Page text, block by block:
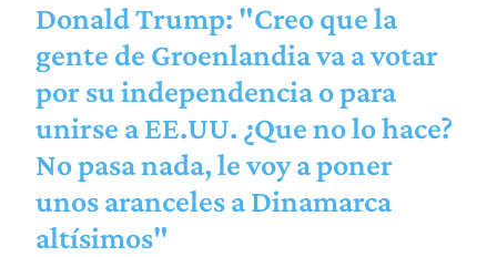
Donald Trump: "Creo que la
gente de Groenlandia va a votar
por su independencia o para
unirse a EE.UU. ¿Que no lo hace?
No pasa nada, le voy a poner
unos aranceles a Dinamarca
altísimos"